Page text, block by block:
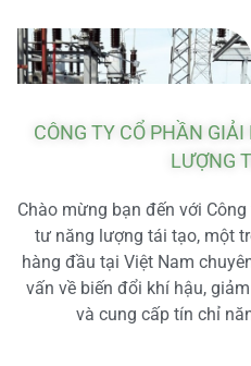
CÔNG TY CỔ PHẦN
LƯỢNG
Chào mừng bạn đến với
tư năng lượng tái tạo, một
hàng đầu tại Việt Nam
vấn về biến đổi khí hậu,
và cung cấp tín chỉ